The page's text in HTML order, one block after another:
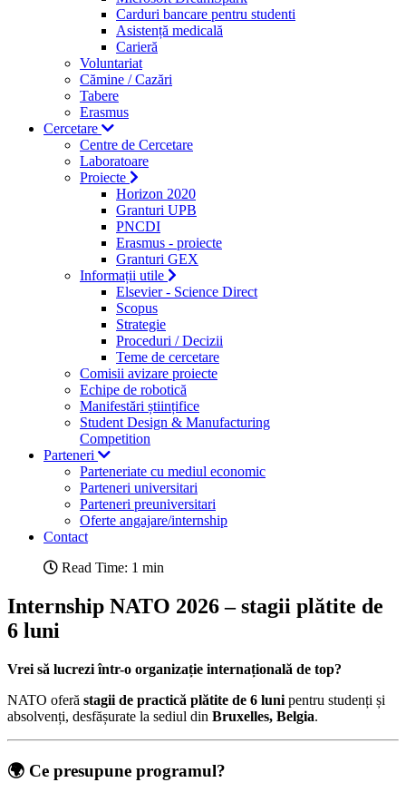
Carduri bancare pentru studenti
Asistență medicală
Carieră
Voluntariat
Cămine / Cazări
Tabere
Erasmus
Cercetare
Centre de Cercetare
Laboratoare
Proiecte
Horizon 2020
Granturi UPB
PNCDI
Erasmus - proiecte
Granturi GEX
Informații utile
Elsevier - Science Direct
Scopus
Strategie
Proceduri / Decizii
Teme de cercetare
Comisii avizare proiecte
Echipe de robotică
Manifestări științifice
Student Design & Manufacturing
Competition
Parteneri
Parteneriate cu mediul economic
Parteneri universitari
Parteneri preuniversitari
Oferte angajare/internship
Contact
Read Time: 1 min
Internship NATO 2026 – stagii plătite de
6 luni
Vrei să lucrezi într-o organizație internațională de top?
NATO oferă stagii de practică plătite de 6 luni pentru studenți și
absolvenți, desfășurate la sediul din Bruxelles, Belgia.
🌍 Ce presupune programul?